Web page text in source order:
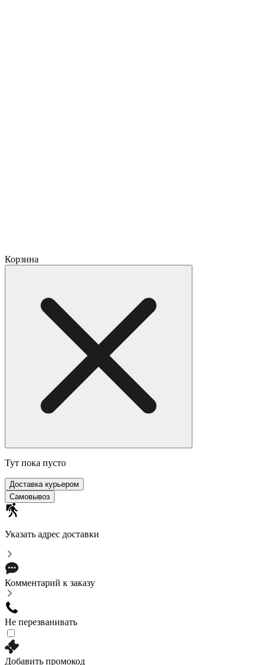
Корзина
Тут пока пусто
Доставка курьером
Самовывоз
Указать адрес доставки
Комментарий к заказу
Не перезванивать
Добавить промокод